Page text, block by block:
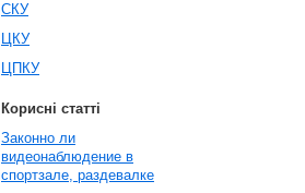
СКУ
ЦКУ
ЦПКУ
Корисні статті
Законно ли
видеонаблюдение в
спортзале, раздевалке